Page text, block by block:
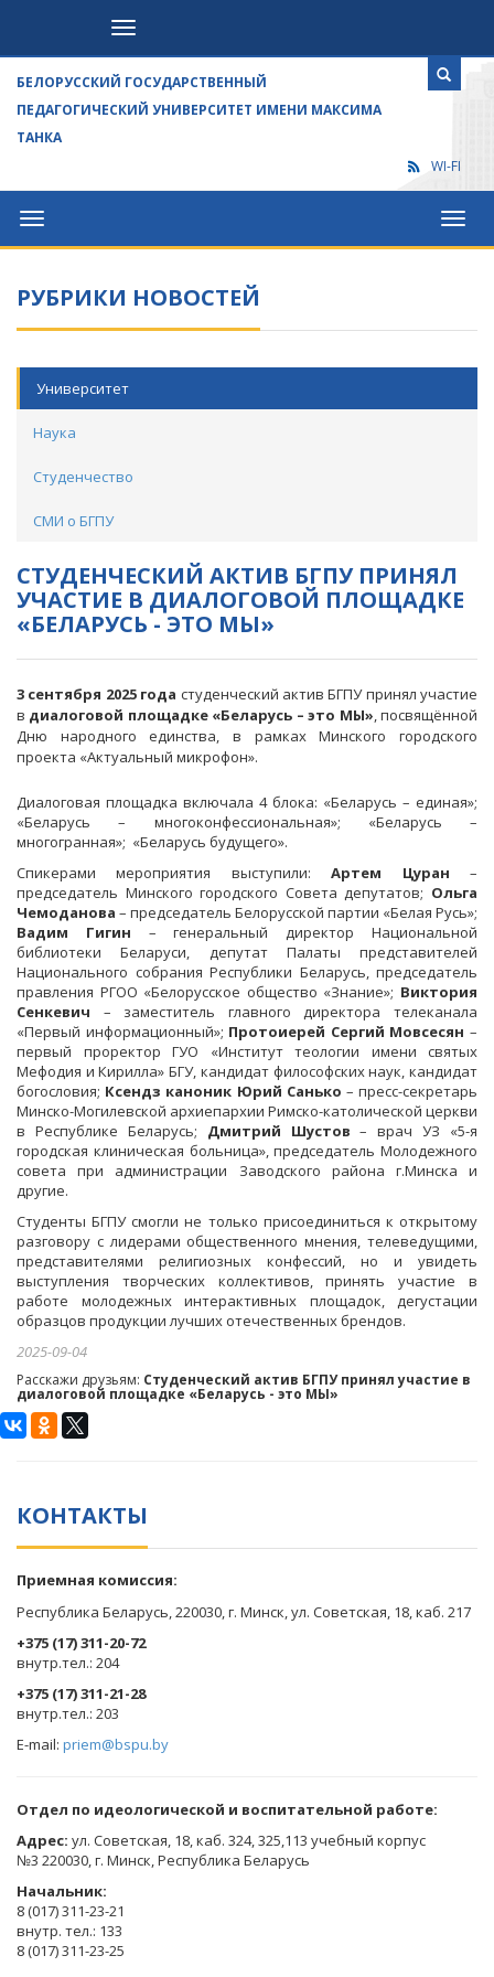
Посетителям
БЕЛОРУССКИЙ ГОСУДАРСТВЕННЫЙ
ПЕДАГОГИЧЕСКИЙ УНИВЕРСИТЕТ ИМЕНИ МАКСИМА
ТАНКА
WI-FI
Университет
РУБРИКИ НОВОСТЕЙ
Университет
Наука
Студенчество
СМИ о БГПУ
CТУДЕНЧЕСКИЙ АКТИВ БГПУ ПРИНЯЛ
УЧАСТИЕ В ДИАЛОГОВОЙ ПЛОЩАДКЕ
«БЕЛАРУСЬ - ЭТО МЫ»
3 сентября 2025 года студенческий актив БГПУ принял участие
в диалоговой площадке «Беларусь – это МЫ», посвящённой
Дню народного единства, в рамках Минского городского
проекта «Актуальный микрофон».
Диалоговая площадка включала 4 блока: «Беларусь – единая»;
«Беларусь – многоконфессиональная»; «Беларусь –
многогранная»; «Беларусь будущего».
Спикерами мероприятия выступили:Артем Цуран –
председатель Минского городского Совета депутатов; Ольга
Чемоданова – председатель Белорусской партии «Белая Русь»;
Вадим Гигин – генеральный директор Национальной
библиотеки Беларуси, депутат Палаты представителей
Национального собрания Республики Беларусь, председатель
правления РГОО «Белорусское общество «Знание»; Виктория
Сенкевич – заместитель главного директора телеканала
«Первый информационный»; Протоиерей Сергий Мовсесян –
первый проректор ГУО «Институт теологии имени святых
Мефодия и Кирилла» БГУ, кандидат философских наук, кандидат
богословия; Ксендз каноник Юрий Санько – пресс-секретарь
Минско-Могилевской архиепархии Римско-католической церкви
в Республике Беларусь; Дмитрий Шустов – врач УЗ «5-я
городская клиническая больница», председатель Молодежного
совета при администрации Заводского района г.Минска и
другие.
Студенты БГПУ смогли не только присоединиться к открытому
разговору с лидерами общественного мнения, телеведущими,
представителями религиозных конфессий, но и увидеть
выступления творческих коллективов, принять участие в
работе молодежных интерактивных площадок, дегустации
образцов продукции лучших отечественных брендов.
2025-09-04
Расскажи друзьям: Cтуденческий актив БГПУ принял участие в
диалоговой площадке «Беларусь - это МЫ»
КОНТАКТЫ
Приемная комиссия:
Республика Беларусь, 220030, г. Минск, ул. Советская, 18, каб. 217
+375 (17) 311-20-72
​внутр.тел.: 204
+375 (17) 311-21-28
​внутр.тел.: 203
E-mail: priem@bspu.by
Отдел по идеологической и воспитательной работе:
Адрес: ул. Советская, 18, каб. 324, 325,113 учебный корпус
№3 220030, г. Минск, Республика Беларусь
Начальник:
8 (017) 311-23-21
внутр. тел.: 133
8 (017) 311-23-25